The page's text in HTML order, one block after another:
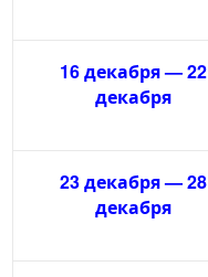
16 декабря — 22
декабря
23 декабря — 28
декабря